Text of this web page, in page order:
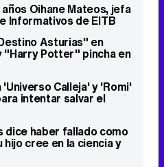
Oihane Mateos, jefa
Informativos de EITB
Asturias" en
"Harry Potter" pincha en
Calleja' y 'Romi'
intentar salvar el
dice haber fallado como
cree en la ciencia y